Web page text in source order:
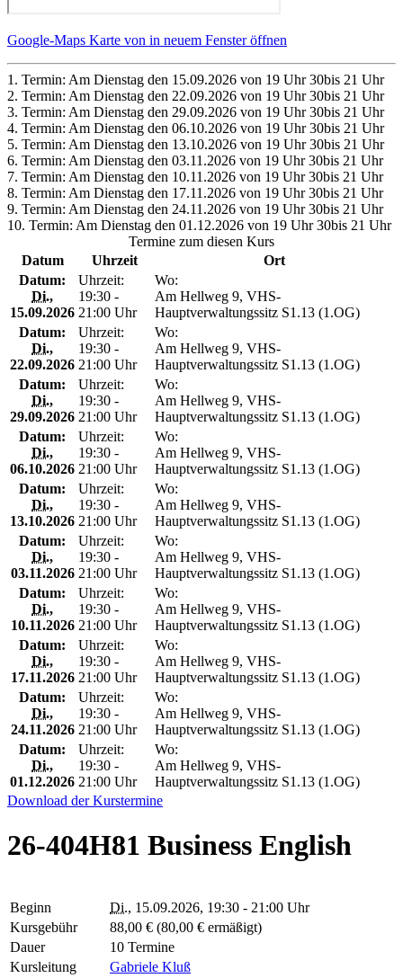
Google-Maps Karte von in neuem Fenster öffnen
1. Termin: Am Dienstag den 15.09.2026 von 19 Uhr 30bis 21 Uhr
2. Termin: Am Dienstag den 22.09.2026 von 19 Uhr 30bis 21 Uhr
3. Termin: Am Dienstag den 29.09.2026 von 19 Uhr 30bis 21 Uhr
4. Termin: Am Dienstag den 06.10.2026 von 19 Uhr 30bis 21 Uhr
5. Termin: Am Dienstag den 13.10.2026 von 19 Uhr 30bis 21 Uhr
6. Termin: Am Dienstag den 03.11.2026 von 19 Uhr 30bis 21 Uhr
7. Termin: Am Dienstag den 10.11.2026 von 19 Uhr 30bis 21 Uhr
8. Termin: Am Dienstag den 17.11.2026 von 19 Uhr 30bis 21 Uhr
9. Termin: Am Dienstag den 24.11.2026 von 19 Uhr 30bis 21 Uhr
10. Termin: Am Dienstag den 01.12.2026 von 19 Uhr 30bis 21 Uhr
Termine zum diesen Kurs
Datum
Uhrzeit
Ort
Datum:
Di.,
15.09.2026
Uhrzeit:
19:30 -
21:00 Uhr
Wo:
Am Hellweg 9, VHS-
Hauptverwaltungssitz S1.13 (1.OG)
Datum:
Di.,
22.09.2026
Uhrzeit:
19:30 -
21:00 Uhr
Wo:
Am Hellweg 9, VHS-
Hauptverwaltungssitz S1.13 (1.OG)
Datum:
Di.,
29.09.2026
Uhrzeit:
19:30 -
21:00 Uhr
Wo:
Am Hellweg 9, VHS-
Hauptverwaltungssitz S1.13 (1.OG)
Datum:
Di.,
06.10.2026
Uhrzeit:
19:30 -
21:00 Uhr
Wo:
Am Hellweg 9, VHS-
Hauptverwaltungssitz S1.13 (1.OG)
Datum:
Di.,
13.10.2026
Uhrzeit:
19:30 -
21:00 Uhr
Wo:
Am Hellweg 9, VHS-
Hauptverwaltungssitz S1.13 (1.OG)
Datum:
Di.,
03.11.2026
Uhrzeit:
19:30 -
21:00 Uhr
Wo:
Am Hellweg 9, VHS-
Hauptverwaltungssitz S1.13 (1.OG)
Datum:
Di.,
10.11.2026
Uhrzeit:
19:30 -
21:00 Uhr
Wo:
Am Hellweg 9, VHS-
Hauptverwaltungssitz S1.13 (1.OG)
Datum:
Di.,
17.11.2026
Uhrzeit:
19:30 -
21:00 Uhr
Wo:
Am Hellweg 9, VHS-
Hauptverwaltungssitz S1.13 (1.OG)
Datum:
Di.,
24.11.2026
Uhrzeit:
19:30 -
21:00 Uhr
Wo:
Am Hellweg 9, VHS-
Hauptverwaltungssitz S1.13 (1.OG)
Datum:
Di.,
01.12.2026
Uhrzeit:
19:30 -
21:00 Uhr
Wo:
Am Hellweg 9, VHS-
Hauptverwaltungssitz S1.13 (1.OG)
Download der Kurstermine
26-404H81 Business English
Beginn Di., 15.09.2026, 19:30 - 21:00 Uhr
Kursgebühr
88,00 € (80,00 € ermäßigt)
Dauer
10 Termine
Kursleitung
Gabriele Kluß